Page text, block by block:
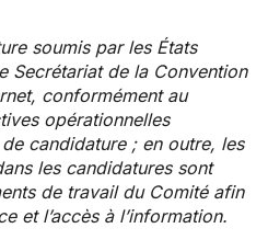
soumis par les États
Secrétariat de la Convention
conformément au
opérationnelles
candidature ; en outre, les
les candidatures sont
de travail du Comité afin
et l’accès à l’information.